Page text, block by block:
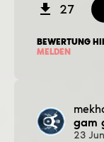
27
BEWERTUNG
MELDEN
gam
23